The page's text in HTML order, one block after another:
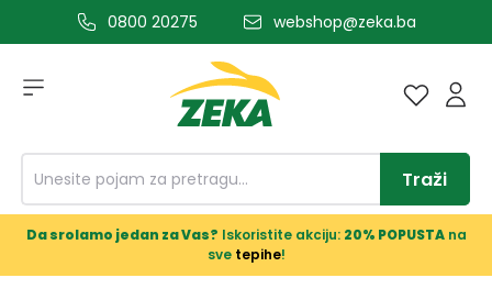
glavni sadržaj0800 20275 webshop@zeka.ba
Traži
Da srolamo jedan za Vas? Iskoristite akciju: 20% POPUSTAna
sve tepihe!